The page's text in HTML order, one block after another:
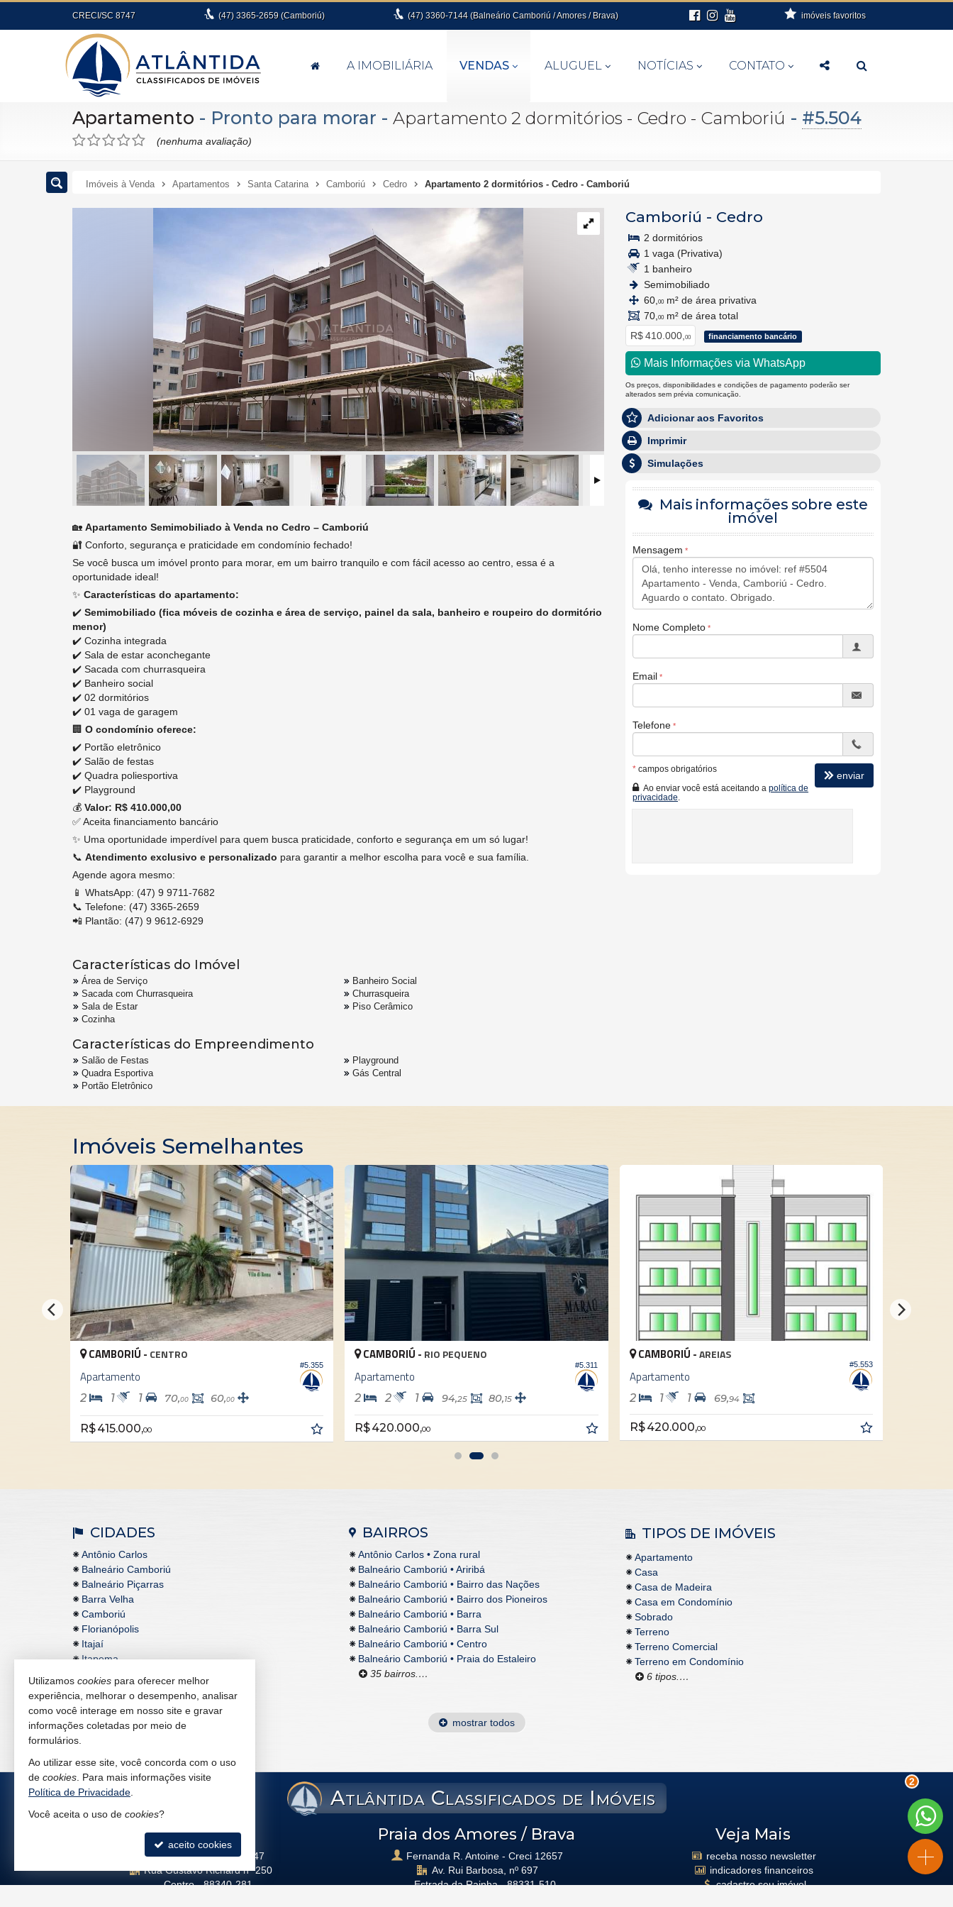
CRECI/SC 8747 (47) 3365-2659 (Camboriú) (47) 3360-7144 (Balneário Camboriú / Amores / Brava) imóveis favoritos
A IMOBILIÁRIA VENDAS ALUGUEL NOTÍCIAS CONTATO
Apartamento - Pronto para morar - Apartamento 2 dormitórios - Cedro - Camboriú - #5.504
(nenhuma avaliação)
Imóveis à Venda Apartamentos Santa Catarina Camboriú Cedro Apartamento 2 dormitórios - Cedro - Camboriú
🏡 Apartamento Semimobiliado à Venda no Cedro – Camboriú
🔐 Conforto, segurança e praticidade em condomínio fechado!
Se você busca um imóvel pronto para morar, em um bairro tranquilo e com fácil acesso ao centro, essa é a
oportunidade ideal!
✨ Características do apartamento:
✔️ Semimobiliado (fica móveis de cozinha e área de serviço, painel da sala, banheiro e roupeiro do dormitório
menor)
✔️ Cozinha integrada
✔️ Sala de estar aconchegante
✔️ Sacada com churrasqueira
✔️ Banheiro social
✔️ 02 dormitórios
✔️ 01 vaga de garagem
🏢 O condomínio oferece:
✔️ Portão eletrônico
✔️ Salão de festas
✔️ Quadra poliesportiva
✔️ Playground
💰 Valor: R$ 410.000,00
✅ Aceita financiamento bancário
✨ Uma oportunidade imperdível para quem busca praticidade, conforto e segurança em um só lugar!
📞 Atendimento exclusivo e personalizado para garantir a melhor escolha para você e sua família.
Agende agora mesmo:
📱 WhatsApp: (47) 9 9711-7682
📞 Telefone: (47) 3365-2659
📲 Plantão: (47) 9 9612-6929
Características do Imóvel
Área de Serviço
Sacada com Churrasqueira
Sala de Estar
Cozinha
Banheiro Social
Churrasqueira
Piso Cerâmico
Características do Empreendimento
Salão de Festas
Quadra Esportiva
Portão Eletrônico
Playground
Gás Central
Camboriú - Cedro
2 dormitórios
1 vaga (Privativa)
1 banheiro
Semimobiliado
60, 00 m² de área privativa
70, 00 m² de área total
R$ 410.000, 00 financiamento bancário
Mais Informações via WhatsApp
Os preços, disponibilidades e condições de pagamento poderão ser
alterados sem prévia comunicação.
Adicionar aos Favoritos
Imprimir
Simulações
Mais informações sobre este
imóvel
Mensagem
Nome Completo
Email
Telefone
* campos obrigatórios
Ao enviar você está aceitando a política de
privacidade
enviar
Imóveis Semelhantes
CAMBORIÚ -CENTRO
Apartamento
1 70,00 60,00
R$ 415.000,00
CAMBORIÚ -RIO PEQUENO
Apartamento
1 94,25 80,15
R$ 420.000,00
CAMBORIÚ -AREIAS
Apartamento
1 69,94
R$ 420.000,00
Apartamento
R$ 398.000,
CIDADES
Antônio Carlos
Balneário Camboriú
Balneário Piçarras
Barra Velha
Camboriú
Florianópolis
Itajaí
Itapema
BAIRROS
Antônio Carlos • Zona rural
Balneário Camboriú • Ariribá
Balneário Camboriú • Bairro das Nações
Balneário Camboriú • Bairro dos Pioneiros
Balneário Camboriú • Barra
Balneário Camboriú • Barra Sul
Balneário Camboriú • Centro
Balneário Camboriú • Praia do Estaleiro
35 bairros.…
TIPOS DE IMÓVEIS
Apartamento
Casa
Casa de Madeira
Casa em Condomínio
Sobrado
Terreno
Terreno Comercial
Terreno em Condomínio
6 tipos.…
mostrar todos
Atlântida Classificados de Imóveis
Camboriú
L.C. Antoine - Creci 8747
Rua Gustavo Richard nº 250
Centro -88340-281
Praia dos Amores / Brava
Fernanda R. Antoine - Creci 12657
Av. Rui Barbosa, nº 697
Estrada da Rainha -88331-510
Veja Mais
receba nosso newsletter
indicadores financeiros
cadastre seu imóvel
2
Utilizamos cookies para oferecer melhor
experiência, melhorar o desempenho, analisar
como você interage em nosso site e gravar
informações coletadas por meio de
formulários.
Ao utilizar esse site, você concorda com o uso
de cookies . Para mais informações visite
Política de Privacidade
Você aceita o uso de cookies?
aceito cookies